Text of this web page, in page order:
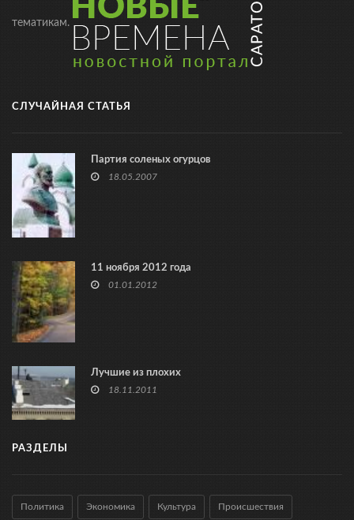
тематикам.
СЛУЧАЙНАЯ СТАТЬЯ
Партия соленых огурцов
18.05.2007
11 ноября 2012 года
01.01.2012
Лучшие из плохих
18.11.2011
РАЗДЕЛЫ
Политика Экономика Культура Происшествия